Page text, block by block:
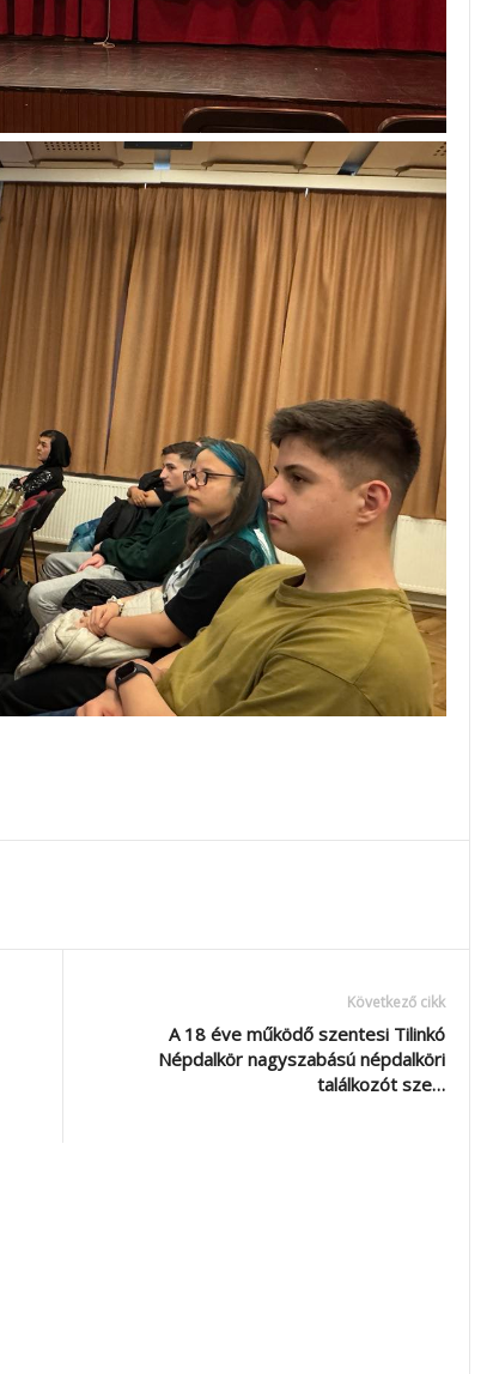
Következő cikk
A 18 éve működő szentesi Tilinkó
Népdalkör nagyszabású népdalköri
találkozót sze…